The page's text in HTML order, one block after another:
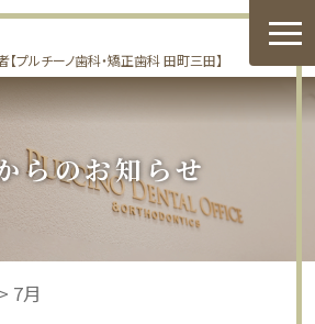
プルチーノ歯科・矯正歯科 田町三田】
らのお知らせ
> 7月